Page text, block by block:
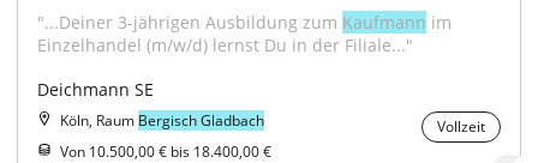
"...Deiner 3-jährigen Ausbildung zum Kaufmann im
Einzelhandel (m/w/d) lernst Du in der Filiale..."
Deichmann SE
Köln, Raum Bergisch Gladbach
Vollzeit
Von 10.500,00 € bis 18.400,00 €